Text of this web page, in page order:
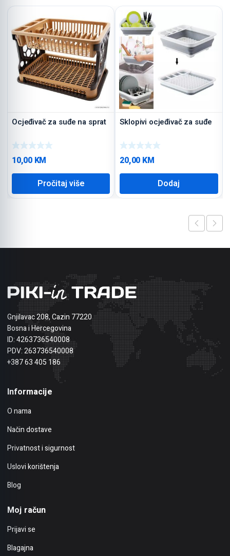
Ocjeđivač za suđe na sprat
10,00 KM
Pročitaj više
Sklopivi ocjeđivač za suđe
20,00 KM
Dodaj
Gnjilavac 208, Cazin 77220
Bosna i Hercegovina
ID: 4263736540008
PDV: 263736540008
+387 63 405 186
Informacije
O nama
Način dostave
Privatnost i sigurnost
Uslovi korištenja
Blog
Moj račun
Prijavi se
Blagajna